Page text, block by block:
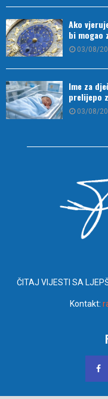
Ako
bi mogao
03/08/
Ime za
prelijepo
03/08/
ČITAJ VIJESTI SA
Kontakt: